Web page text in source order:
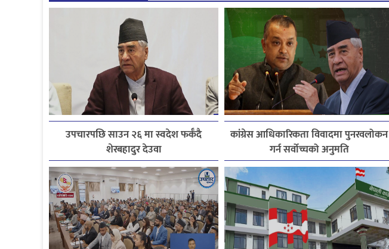
उपचारपछि साउन २६ मा स्वदेश फर्कँदै
शेरबहादुर देउवा
कांग्रेस आधिकारिकता विवादमा पुनरवलोकन
गर्न सर्वोच्चको अनुमति